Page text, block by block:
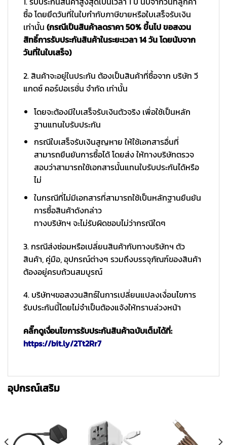
ซื้อ โดยยึดวันที่ในใบกำกับภาษีขายหรือใบเสร็จรับเงิน
เท่านั้น (กรณีเป็นสินค้าลดราคา 50% ขึ้นไป ขอสงวน
สิทธิ์การรับประกันสินค้าในระยะเวลา 14 วัน โดยนับจาก
วันที่ในใบเสร็จ)
2. สินค้าจะอยู่ในประกัน ต้องเป็นสินค้าที่ซื้อจาก บริษัท วี
แกดซ์ คอร์ปอเรชั่น จำกัด เท่านั้น
โดยจะต้องมีใบเสร็จรับเงินตัวจริง เพื่อใช้เป็นหลัก
ฐานแทนใบรับประกัน
กรณีใบเสร็จรับเงินสูญหาย ให้ใช้เอกสารอื่นที่
สามารถยืนยันการซื้อได้ โดยส่ง ให้ทางบริษัทตรวจ
สอบว่าสามารถใช้เอกสารนั้นแทนใบรับประกันได้หรือ
ไม่
ในกรณีที่ไม่มีเอกสารที่สามารถใช้เป็นหลักฐานยืนยัน
การซื้อสินค้าดังกล่าว
ทางบริษัทฯ จะไม่รับผิดชอบไม่ว่ากรณีใดๆ
3. กรณีส่งซ่อมหรือเปลี่ยนสินค้ากับทางบริษัทฯ ตัว
สินค้า, คู่มือ, อุปกรณ์ต่างๆ รวมถึงบรรจุภัณฑ์ของสินค้า
ต้องอยู่ครบถ้วนสมบูรณ์
4. บริษัทฯขอสงวนสิทธ์ในการเปลี่ยนแปลงเงื่อนไขการ
รับประกันนี้โดยไม่จำเป็นต้องแจ้งให้ทราบล่วงหน้า
คลิ๊กดูเงื่อนไขการรับประกันสินค้าฉบับเต็มได้ที่:
https://bit.ly/2Tt2Rr7
อุปกรณ์เสริม